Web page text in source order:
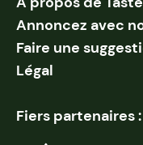
Annoncez avec
Faire une
Légal
Fiers partenaires :